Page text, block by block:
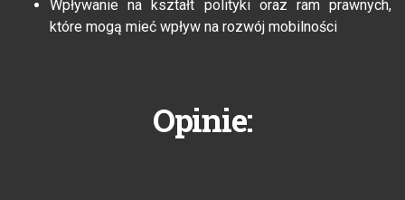
Wpływanie na kształt polityki oraz ram prawnych,
które mogą mieć wpływ na rozwój mobilności
Opinie: